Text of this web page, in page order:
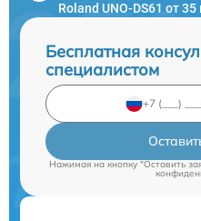
Roland UNO-DS61 от
Бесплатная
специалистом
Нажимая на кнопку "Оставить